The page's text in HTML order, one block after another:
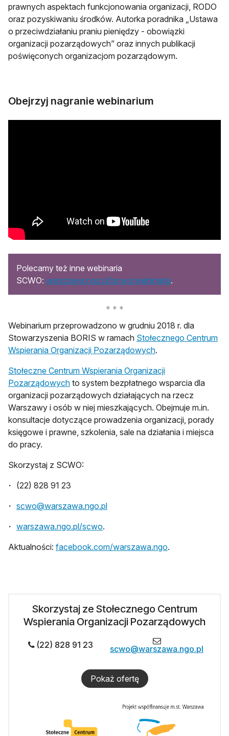
prawnych aspektach funkcjonowania organizacji, RODO
oraz pozyskiwaniu środków. Autorka poradnika „Ustawa
o przeciwdziałaniu praniu pieniędzy - obowiązki
organizacji pozarządowych” oraz innych publikacji
poświęconych organizacjom pozarządowym.
Obejrzyj nagranie webinarium
Polecamy też inne webinaria
SCWO: warszawa.ngo.pl/scwo/webinaria.
Webinarium przeprowadzono w grudniu 2018 r. dla
Stowarzyszenia BORIS w ramach Stołecznego Centrum
Wspierania Organizacji Pozarządowych.
Stołeczne Centrum Wspierania Organizacji
Pozarządowych to system bezpłatnego wsparcia dla
organizacji pozarządowych działających na rzecz
Warszawy i osób w niej mieszkających. Obejmuje m.in.
konsultacje dotyczące prowadzenia organizacji, porady
księgowe i prawne, szkolenia, sale na działania i miejsca
do pracy.
Skorzystaj z SCWO:
(22) 828 91 23
scwo@warszawa.ngo.pl
warszawa.ngo.pl/scwo.
Aktualności: facebook.com/warszawa.ngootwiera się w
.​
Skorzystaj ze Stołecznego Centrum
Wspierania Organizacji Pozarządowych
(22) 828 91 23 scwo@warszawa.ngo.pl
Pokaż ofertę